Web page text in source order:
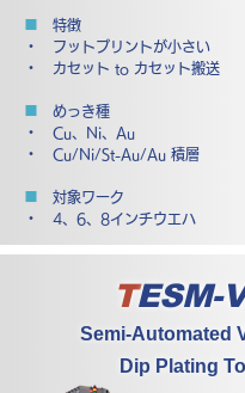
特徴
・ フットプリントが小さい
・ カセット to カセット搬送
めっき種
・ Cu、Ni、Au
・ Cu/Ni/St-Au/Au 積層
対象ワーク
・ 4、6、8インチウエハ
TESM-
Semi-Automated
Dip Plating